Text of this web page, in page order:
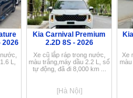
2026
L,
Kia Carnival Premium
2.2D 8S - 2026
Xe cũ lắp ráp trong nước,
màu trắng,máy dầu 2.2 L, số
tự động, đã đi 8,000 km ...
[Hà Nội]
Xe